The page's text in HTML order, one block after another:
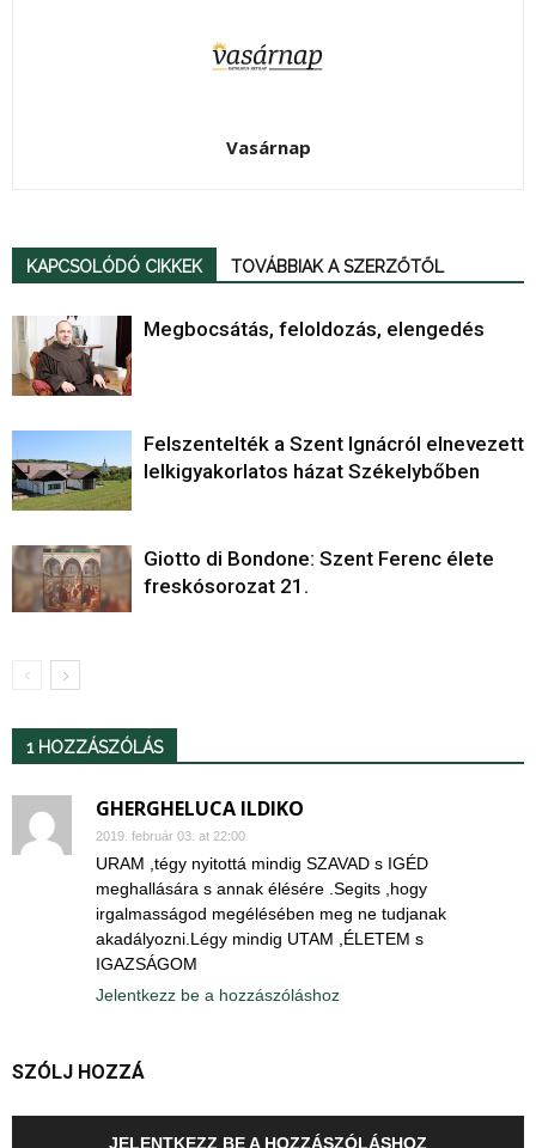
Vasárnap
KAPCSOLÓDÓ CIKKEK TOVÁBBIAK A SZERZŐTŐL
Megbocsátás, feloldozás, elengedés
Felszentelték a Szent Ignácról elnevezett
lelkigyakorlatos házat Székelybőben
Giotto di Bondone: Szent Ferenc élete
freskósorozat 21.
1 HOZZÁSZÓLÁS
GHERGHELUCA ILDIKO
2019. február 03. at 22:00
URAM ,tégy nyitottá mindig SZAVAD s IGÉD
meghallására s annak élésére .Segits ,hogy
irgalmasságod megélésében meg ne tudjanak
akadályozni.Légy mindig UTAM ,ÉLETEM s
IGAZSÁGOM
Jelentkezz be a hozzászóláshoz
SZÓLJ HOZZÁ
JELENTKEZZ BE A HOZZÁSZÓLÁSHOZ